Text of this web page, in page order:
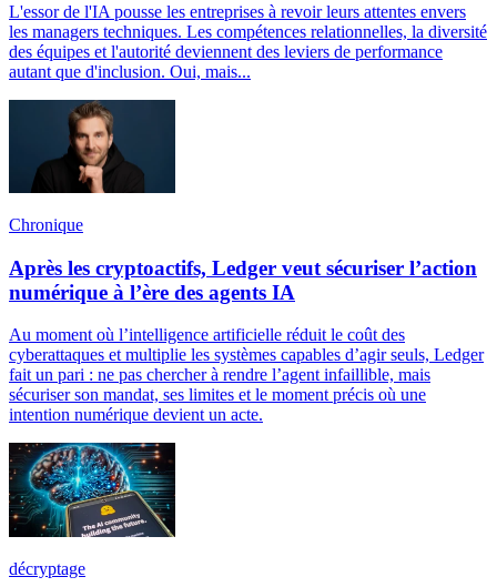
L'essor de l'IA pousse les entreprises à revoir leurs attentes envers
les managers techniques. Les compétences relationnelles, la diversité
des équipes et l'autorité deviennent des leviers de performance
autant que d'inclusion. Oui, mais...
Chronique
Après les cryptoactifs, Ledger veut sécuriser l’action
numérique à l’ère des agents IA
Au moment où l’intelligence artificielle réduit le coût des
cyberattaques et multiplie les systèmes capables d’agir seuls, Ledger
fait un pari : ne pas chercher à rendre l’agent infaillible, mais
sécuriser son mandat, ses limites et le moment précis où une
intention numérique devient un acte.
décryptage